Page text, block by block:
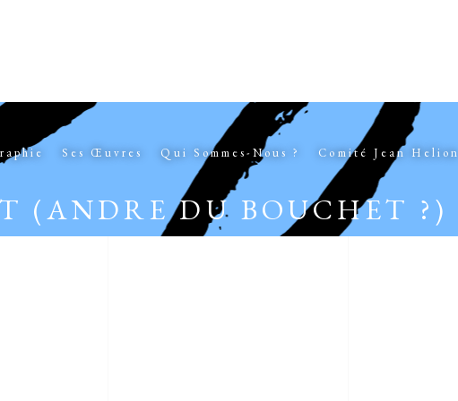
Ses Œuvres Qui Sommes-Nous ? Comité Jean Helion
(ANDRE DU BOUCHET ?)